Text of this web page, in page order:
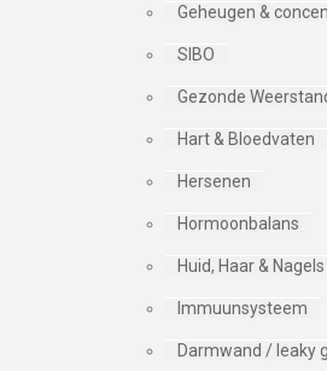
Geheugen &
SIBO
Gezonde
Hart & Bloedvaten
Hersenen
Hormoonbalans
Huid, Haar & Nagels
Immuunsysteem
Darmwand / leaky